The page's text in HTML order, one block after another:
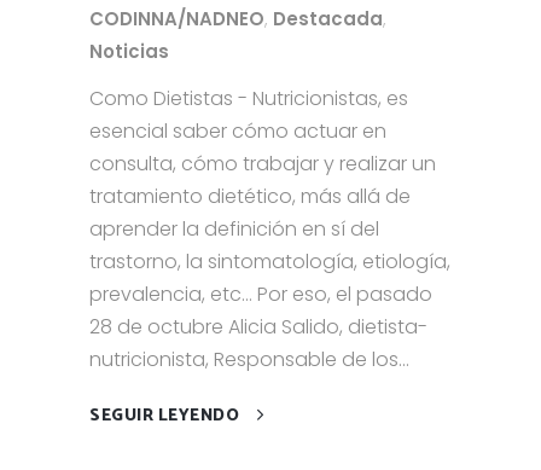
CODINNA/NADNEO, Destacada,
Noticias
Como Dietistas - Nutricionistas, es
esencial saber cómo actuar en
consulta, cómo trabajar y realizar un
tratamiento dietético, más allá de
aprender la definición en sí del
trastorno, la sintomatología, etiología,
prevalencia, etc… Por eso, el pasado
28 de octubre Alicia Salido, dietista-
nutricionista, Responsable de los...
SEGUIR LEYENDO